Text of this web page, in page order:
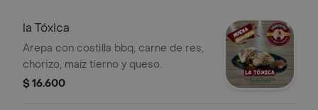
la Tóxica
Arepa con costilla bbq, carne de res,
chorizo, maíz tierno y queso.
$ 16.600